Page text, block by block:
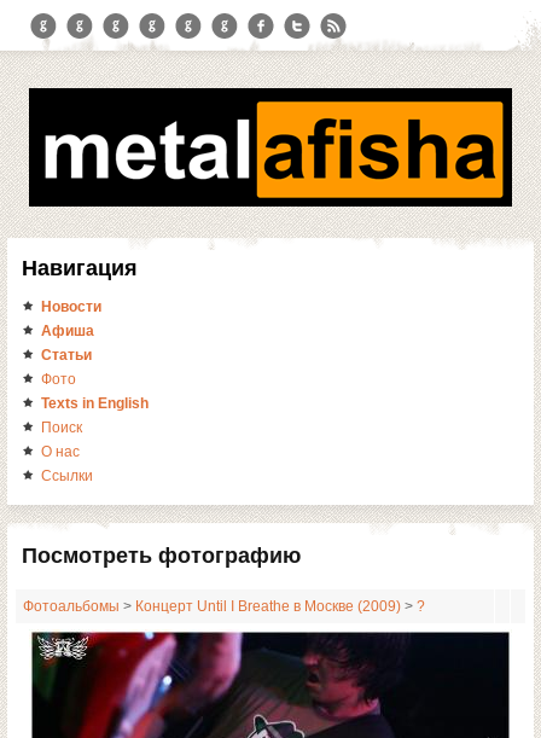
Навигация
Новости
Афиша
Статьи
Фото
Texts in English
Поиск
О нас
Ссылки
Посмотреть фотографию
Фотоальбомы > Концерт Until I Breathe в Москве (2009) > ?